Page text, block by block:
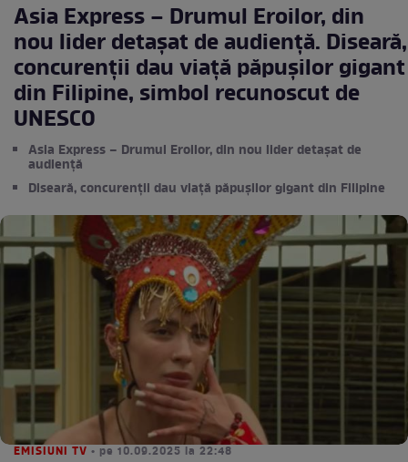
Asia Express – Drumul Eroilor, din
nou lider detașat de audiență. Diseară,
concurenții dau viață păpușilor gigant
din Filipine, simbol recunoscut de
UNESCO
Asia Express – Drumul Eroilor, din nou lider detașat de
audiență
Diseară, concurenții dau viață păpușilor gigant din Filipine
EMISIUNI TV • pe 10.09.2025 la 22:48